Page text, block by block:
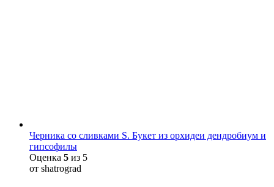
Черника со сливками S. Букет из орхидеи дендробиум и
гипсофилы
Оценка 5 из 5
от shatrograd